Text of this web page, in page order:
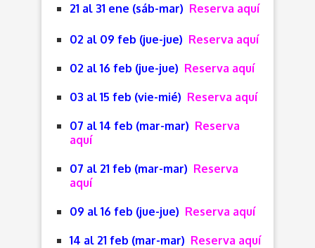
21 al 31 ene (sáb-mar) Reserva aquí
02 al 09 feb (jue-jue) Reserva aquí
02 al 16 feb (jue-jue) Reserva aquí
03 al 15 feb (vie-mié) Reserva aquí
07 al 14 feb (mar-mar) Reserva
aquí
07 al 21 feb (mar-mar) Reserva
aquí
09 al 16 feb (jue-jue) Reserva aquí
14 al 21 feb (mar-mar) Reserva aquí